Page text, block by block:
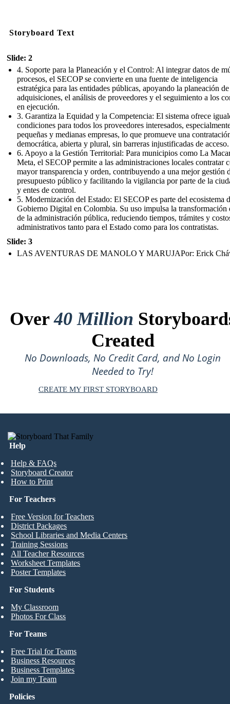
Storyboard Text
Slide: 2
4. Soporte para la Planeación y el Control: Al integrar datos de
procesos, el SECOP se convierte en una fuente de inteligencia
estratégica para las entidades públicas, apoyando la planeación de
adquisiciones, el análisis de proveedores y el seguimiento a los
en ejecución.
3. Garantiza la Equidad y la Competencia: El sistema ofrece
condiciones para todos los proveedores interesados,
pequeñas y medianas empresas, lo que promueve una
democrática, abierta y plural, sin barreras injustificadas de acceso.
6. Apoyo a la Gestión Territorial: Para municipios como La
Meta, el SECOP permite a las administraciones locales contratar
mayor transparencia y orden, contribuyendo a una mejor gestión
presupuesto público y facilitando la vigilancia por parte de la
y entes de control.
5. Modernización del Estado: El SECOP es parte del ecosistema
Gobierno Digital en Colombia. Su uso impulsa la transformación
de la administración pública, reduciendo tiempos, trámites y
administrativos tanto para el Estado como para los contratistas.
Slide: 3
LAS AVENTURAS DE MANOLO Y MARUJAPor: Erick
Over40 Million
Created
No Downloads, No Credit Card, and No Login
Needed to Try!
CREATE MY FIRST STORYBOARD
Help
Help & FAQs
Storyboard Creator
How to Print
For Students
My Classroom
Photos For Class
For Teachers
Free Version for Teachers
District Packages
School Libraries and Media Centers
Training Sessions
All Teacher Resources
Worksheet Templates
Poster Templates
For Teams
Free Trial for Teams
Business Resources
Business Templates
Join my Team
Policies